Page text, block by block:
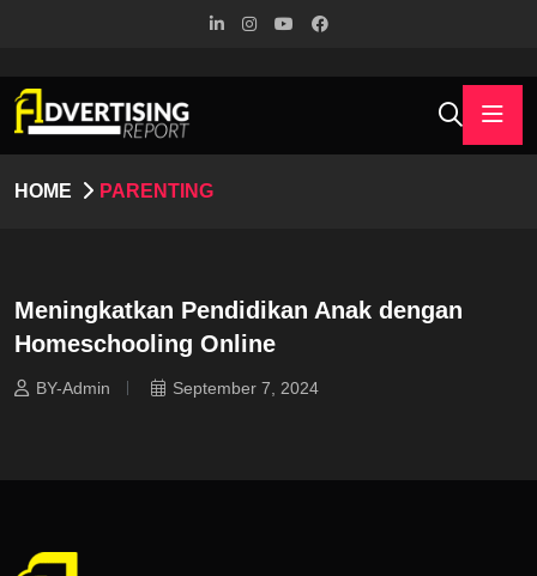
HOME PARENTING
Meningkatkan Pendidikan Anak dengan
Homeschooling Online
BY-Admin September 7, 2024